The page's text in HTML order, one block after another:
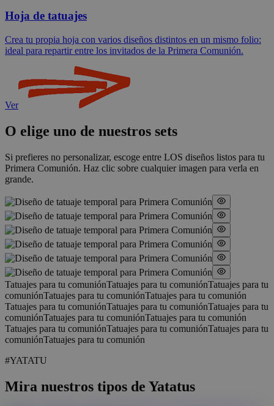
Hoja de tatuajes
Crea tu propia hoja con varios diseños distintos en un mismo folio:
ideal para repartir entre los invitados de la Primera Comunión.
Ver
O elige uno de nuestros sets
Si prefieres no personalizar, escoge entre LOS diseños listos para tu
Primera Comunión. Haz clic sobre cualquier imagen para verla en
grande.
Tatuajes para tu comuniónTatuajes para tu comuniónTatuajes para tu
comuniónTatuajes para tu comuniónTatuajes para tu comunión
Tatuajes para tu comuniónTatuajes para tu comuniónTatuajes para tu
comuniónTatuajes para tu comuniónTatuajes para tu comunión
Tatuajes para tu comuniónTatuajes para tu comuniónTatuajes para tu
comuniónTatuajes para tu comunión
#YATATU
Mira nuestros tipos de Yatatus